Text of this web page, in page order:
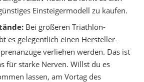
Einsteigermodell zu kaufen.
Bei größeren Triathlon-
es gelegentlich einen Hersteller-
verliehen werden. Das ist
für starke Nerven. Willst du es
lassen, am Vortag des